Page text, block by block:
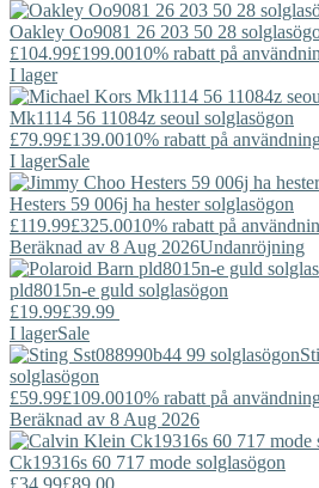
Oakley Oo9081 26 203 50 28
£104.99£199.0010% rabatt på
I lager
Mk1114 56 11084z seoul solglasögon
£79.99£139.0010% rabatt på
I lagerSale
Hesters 59 006j ha hester solglasögon
£119.99£325.0010% rabatt på
Beräknad av 8 Aug 2026Undanröjning
pld8015n-e guld solglasögon
£19.99£39.99
I lagerSale
solglasögon
£59.99£109.0010% rabatt på
Beräknad av 8 Aug 2026
Ck19316s 60 717 mode solglasögon
£34.99£89.00